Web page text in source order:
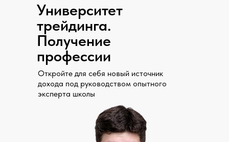
Университет
трейдинга.
Получение
профессии
Откройте для себя новый источник
дохода под руководством опытного
эксперта школы